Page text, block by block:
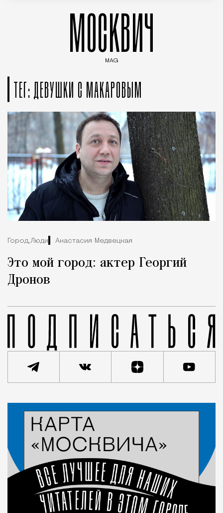
МОСКВИЧ
MAG
ТЕГ: ДЕВУШКИ С МАКАРОВЫМ
Город,Люди Анастасия Медвецкая
Это мой город: актер Георгий
Дронов